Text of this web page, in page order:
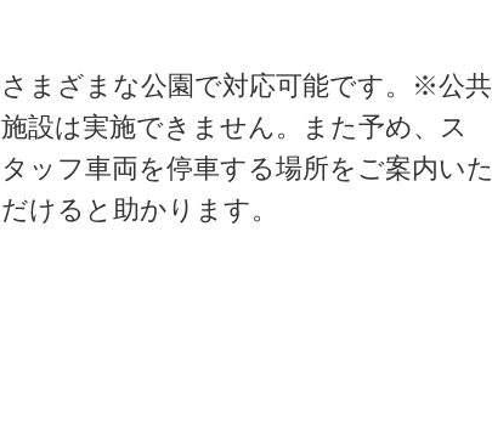
さまざまな公園で対応可能です。※公共
施設は実施できません。また予め、ス
タッフ車両を停車する場所をご案内いた
だけると助かります。